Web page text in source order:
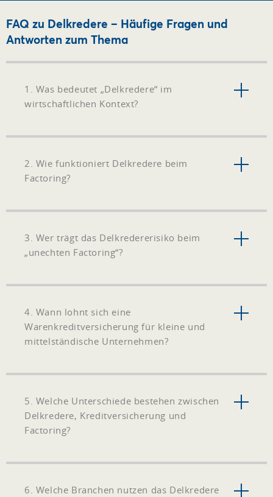
FAQ zu Delkredere – Häufige Fragen und
Antworten zum Thema
1. Was bedeutet „Delkredere“ im
wirtschaftlichen Kontext?
2. Wie funktioniert Delkredere beim
Factoring?
3. Wer trägt das Delkredererisiko beim
„unechten Factoring“?
4. Wann lohnt sich eine
Warenkreditversicherung für kleine und
mittelständische Unternehmen?
5. Welche Unterschiede bestehen zwischen
Delkredere, Kreditversicherung und
Factoring?
6. Welche Branchen nutzen das Delkredere